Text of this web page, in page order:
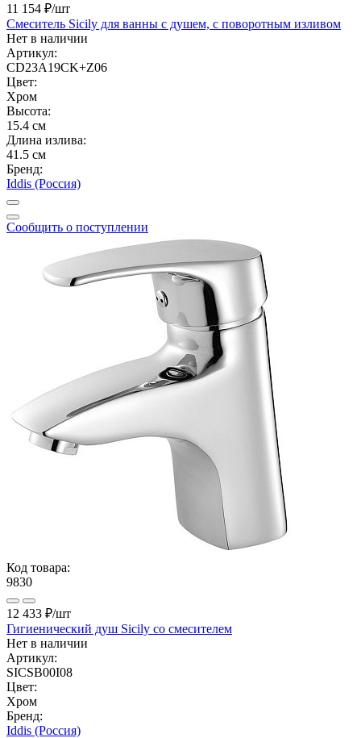
11 154 ₽/шт
Смеситель Sicily для ванны с душем, с поворотным изливом
Нет в наличии
Артикул:
CD23A19CK+Z06
Цвет:
Хром
Высота:
15.4 см
Длина излива:
41.5 см
Бренд:
Iddis (Россия)
Сообщить о поступлении
Код товара:
9830
12 433 ₽/шт
Гигиенический душ Sicily со смесителем
Нет в наличии
Артикул:
SICSB00I08
Цвет:
Хром
Бренд:
Iddis (Россия)